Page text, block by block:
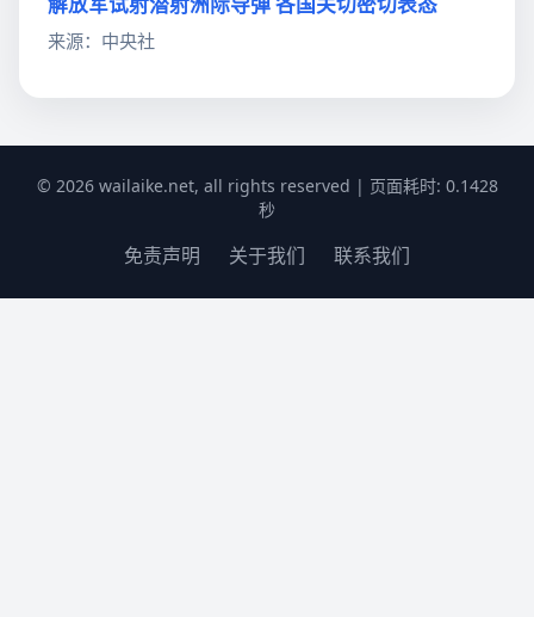
来源：中央社
© 2026 wailaike.net, all rights reserved | 页面耗时: 0.1428
秒
免责声明 关于我们 联系我们